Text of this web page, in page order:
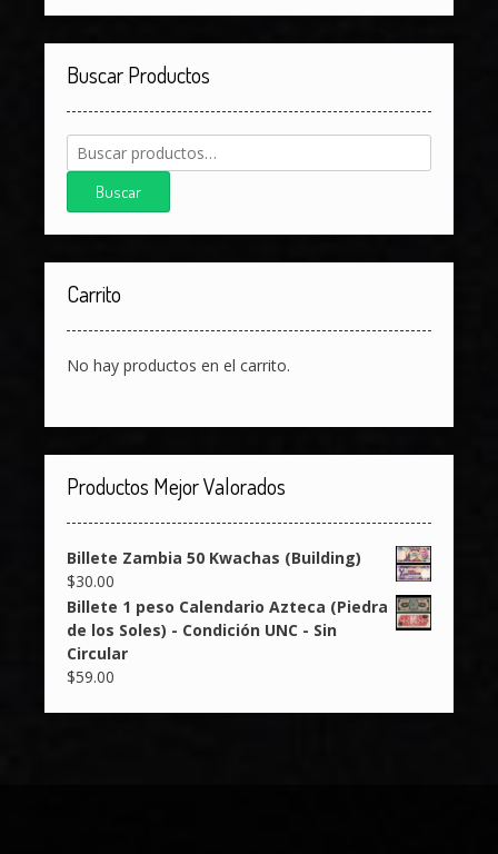
Buscar Productos
Buscar
por:
Buscar
Carrito
No hay productos en el carrito.
Productos Mejor Valorados
Billete Zambia 50 Kwachas (Building)
$30.00
Billete 1 peso Calendario Azteca (Piedra
de los Soles) - Condición UNC - Sin
Circular
$59.00